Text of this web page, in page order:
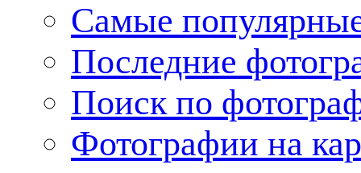
Cамые
Последние
Поиск по
Фотографии на